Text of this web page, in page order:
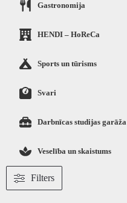
Gastronomija
HENDI – HoReCa
Sports un tūrisms
Svari
Darbnīcas studijas garāža
Veselība un skaistums
Filters